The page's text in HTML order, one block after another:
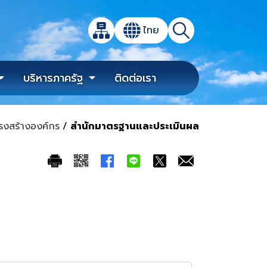
แผนผังเว็บไซต์
เปลี่ยนภาษา
ไทย ค้นหา
เปิดกล่องค้นหาข้อมูลหลักของเว็บไซต์
บริหารภาครัฐ ติดต่อเรา
งสร้างองค์กร / สำนักมาตรฐานและประเมินผล